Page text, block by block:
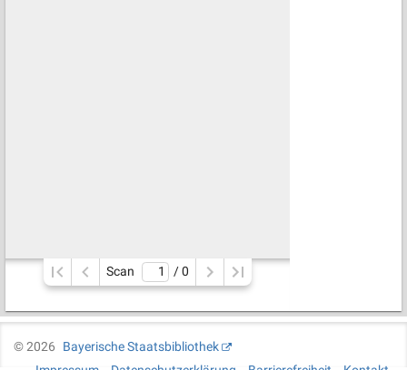
Scan / 0
©2026
Bayerische Staatsbibliothek